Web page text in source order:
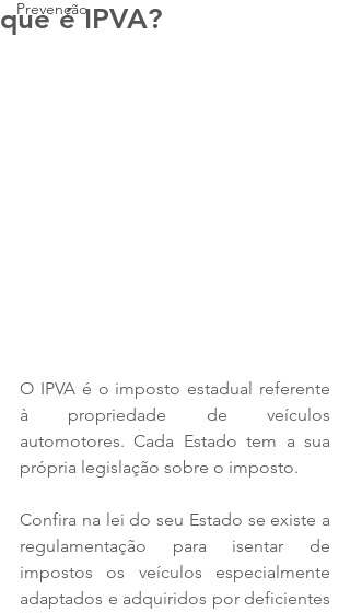
Prevenção
que é IPVA?
O IPVA é o imposto estadual referente
à propriedade de veículos
automotores. Cada Estado tem a sua
própria legislação sobre o imposto.
Confira na lei do seu Estado se existe a
regulamentação para isentar de
impostos os veículos especialmente
adaptados e adquiridos por deficientes